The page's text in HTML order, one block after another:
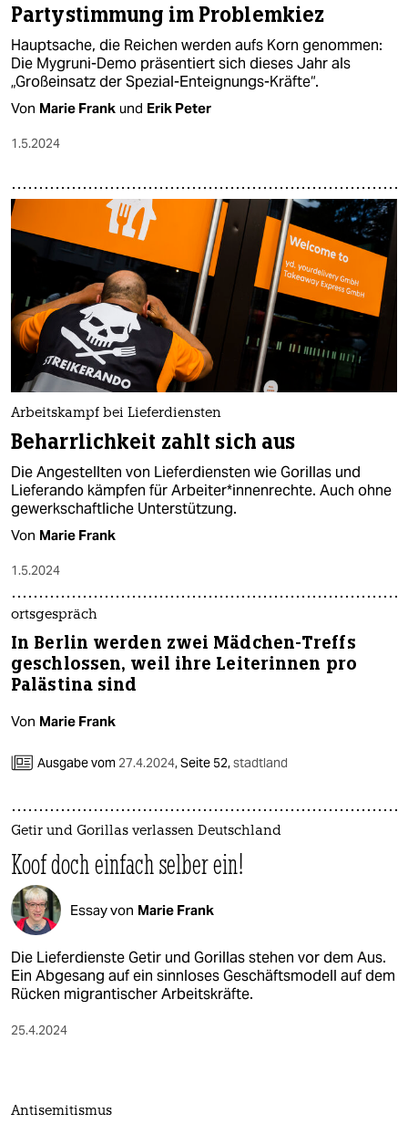
Partystimmung im Problemkiez
Hauptsache, die Reichen werden aufs Korn genommen:
Die Mygruni-Demo präsentiert sich dieses Jahr als
„Großeinsatz der Spezial-Enteignungs-Kräfte“.
Von Marie Frank und Erik Peter
1.5.2024
Arbeitskampf bei Lieferdiensten
Beharrlichkeit zahlt sich aus
Die Angestellten von Lieferdiensten wie Gorillas und
Lieferando kämpfen für Ar­bei­te­r*in­nen­rech­te. Auch ohne
gewerkschaftliche Unterstützung.
Von Marie Frank
1.5.2024
ortsgespräch
In Berlin werden zwei Mädchen-Treffs
geschlossen, weil ihre Leiterinnen pro
Palästina sind
Von Marie Frank
Ausgabe vom 27.4.2024,Seite 52,stadtland
Getir und Gorillas verlassen Deutschland
Koof doch einfach selber ein!
Essay von Marie Frank
Die Lieferdienste Getir und Gorillas stehen vor dem Aus.
Ein Abgesang auf ein sinnloses Geschäftsmodell auf dem
Rücken migrantischer Arbeitskräfte.
25.4.2024
Antisemitismus